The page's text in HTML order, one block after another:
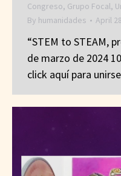
Congreso, Grupo Focal,
By humanidades April
“STEM to STEAM,
de marzo de 2024
click aquí para